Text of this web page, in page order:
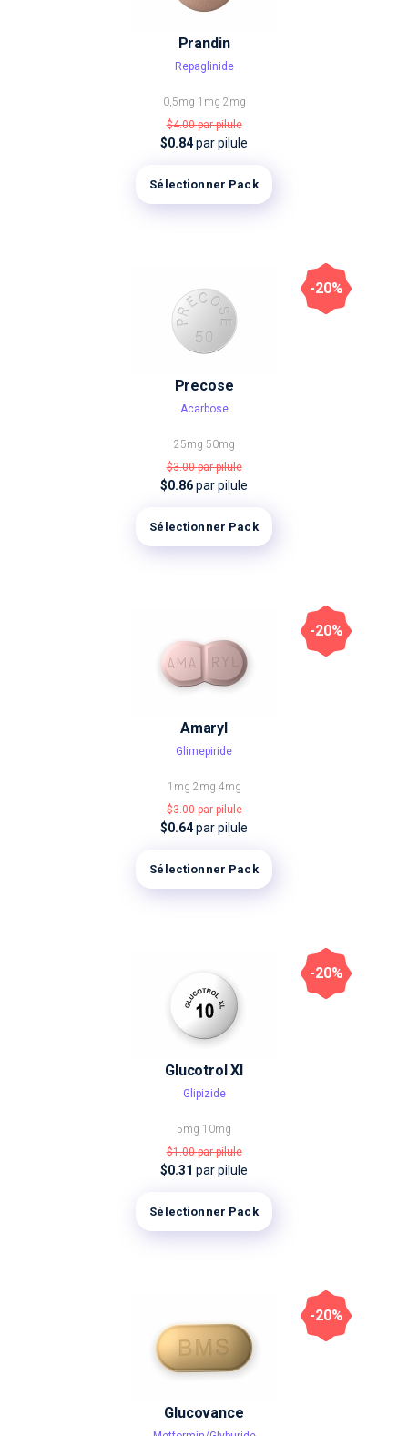
Prandin
Repaglinide
0,5mg 1mg 2mg
$4.00par pilule
$0.84par pilule
Sélectionner Pack
Precose
Acarbose
25mg 50mg
$3.00par pilule
$0.86par pilule
Sélectionner Pack
-20%
Amaryl
Glimepiride
1mg 2mg 4mg
$3.00par pilule
$0.64par pilule
Sélectionner Pack
-20%
Glucotrol Xl
Glipizide
5mg 10mg
$1.00par pilule
$0.31 par pilule
Sélectionner Pack
-20%
Glucovance
-20%